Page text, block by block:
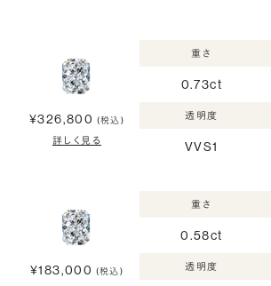
¥326,800 (税込)
詳しく見る
重さ
0.73ct
透明度
VVS1
¥183,000 (税込)
重さ
0.58ct
透明度